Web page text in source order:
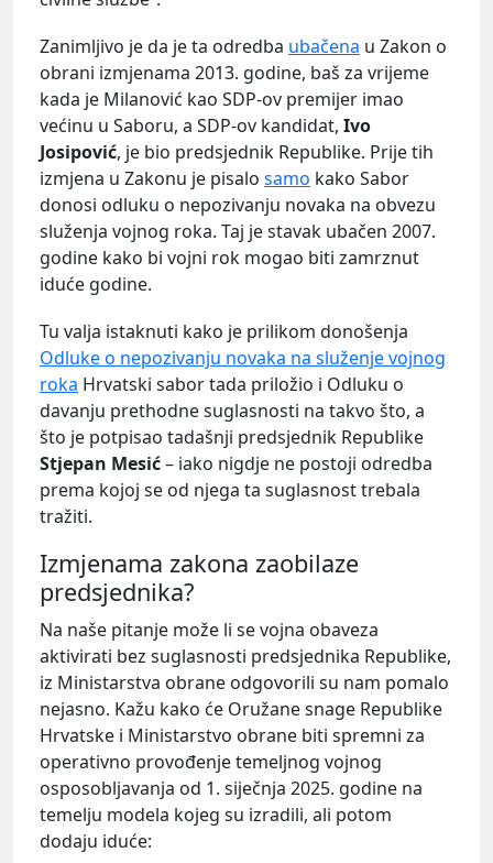
Zanimljivo je da je ta odredba ubačena u Zakon o
obrani izmjenama 2013. godine, baš za vrijeme
kada je Milanović kao SDP-ov premijer imao
većinu u Saboru, a SDP-ov kandidat, Ivo
Josipović, je bio predsjednik Republike. Prije tih
izmjena u Zakonu je pisalo samo kako Sabor
donosi odluku o nepozivanju novaka na obvezu
služenja vojnog roka. Taj je stavak ubačen 2007.
godine kako bi vojni rok mogao biti zamrznut
iduće godine.
Tu valja istaknuti kako je prilikom donošenja
Odluke o nepozivanju novaka na služenje vojnog
roka Hrvatski sabor tada priložio i Odluku o
davanju prethodne suglasnosti na takvo što, a
što je potpisao tadašnji predsjednik Republike
Stjepan Mesić– iako nigdje ne postoji odredba
prema kojoj se od njega ta suglasnost trebala
tražiti.
Izmjenama zakona zaobilaze
predsjednika?
Na naše pitanje može li se vojna obaveza
aktivirati bez suglasnosti predsjednika Republike,
iz Ministarstva obrane odgovorili su nam pomalo
nejasno. Kažu kako će Oružane snage Republike
Hrvatske i Ministarstvo obrane biti spremni za
operativno provođenje temeljnog vojnog
osposobljavanja od 1. siječnja 2025. godine na
temelju modela kojeg su izradili, ali potom
dodaju iduće: